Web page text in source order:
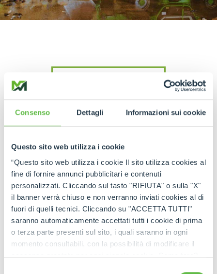
Consenso Dettagli Informazioni sui cookie
Questo sito web utilizza i cookie
“Questo sito web utilizza i cookie Il sito utilizza cookies al
fine di fornire annunci pubblicitari e contenuti
personalizzati. Cliccando sul tasto "RIFIUTA" o sulla "X"
il banner verrà chiuso e non verranno inviati cookies al di
fuori di quelli tecnici. Cliccando su "ACCETTA TUTTI"
saranno automaticamente accettati tutti i cookie di prima
o terza parte presenti sul sito, i quali saranno in ogni
momento consultabili, con la possibilità di modificare il
consenso prestato per ogni singolo cookie. Come fare?
WATCH THE VIDEO